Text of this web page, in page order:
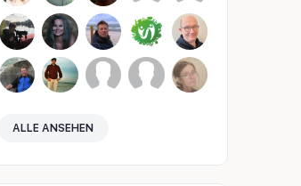
ALLE ANSEHEN